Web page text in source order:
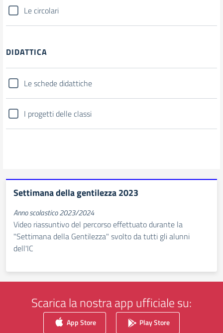
Le circolari
DIDATTICA
Le schede didattiche
I progetti delle classi
Settimana della gentilezza 2023
Anno scolastico 2023/2024
Video riassuntivo del percorso effettuato durante la
"Settimana della Gentilezza" svolto da tutti gli alunni
dell'IC
Scarica la nostra app ufficiale su:
App Store Play Store